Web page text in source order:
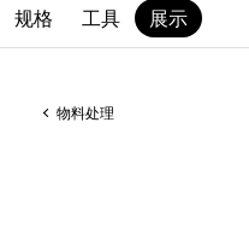
物料处理
规格 工具 展示